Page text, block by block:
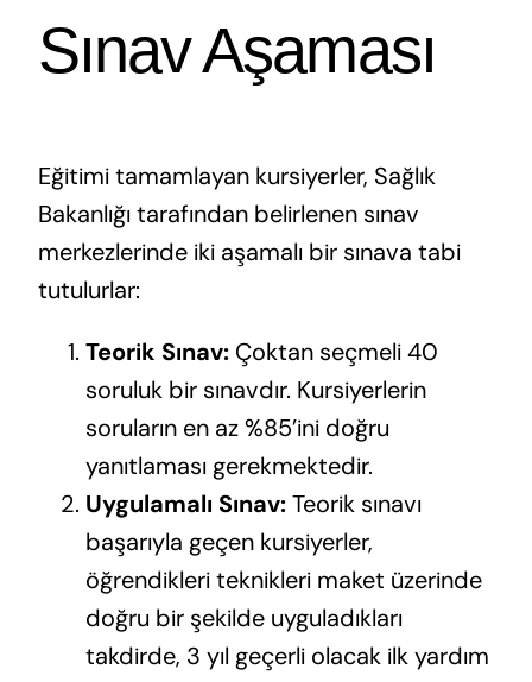
Sınav Aşaması
Eğitimi tamamlayan kursiyerler, Sağlık
Bakanlığı tarafından belirlenen sınav
merkezlerinde iki aşamalı bir sınava tabi
tutulurlar:
Teorik Sınav:Çoktan seçmeli 40
soruluk bir sınavdır. Kursiyerlerin
soruların en az %85’ini doğru
yanıtlaması gerekmektedir.
Uygulamalı Sınav:Teorik sınavı
başarıyla geçen kursiyerler,
öğrendikleri teknikleri maket üzerinde
doğru bir şekilde uyguladıkları
takdirde, 3 yıl geçerli olacak ilk yardım